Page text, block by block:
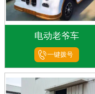
电动老爷车
一键拨号